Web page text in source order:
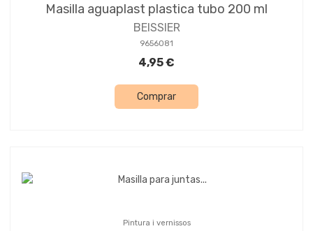
Masilla aguaplast plastica tubo 200 ml
BEISSIER
9656081
4,95 €
Comprar
Pintura i vernissos